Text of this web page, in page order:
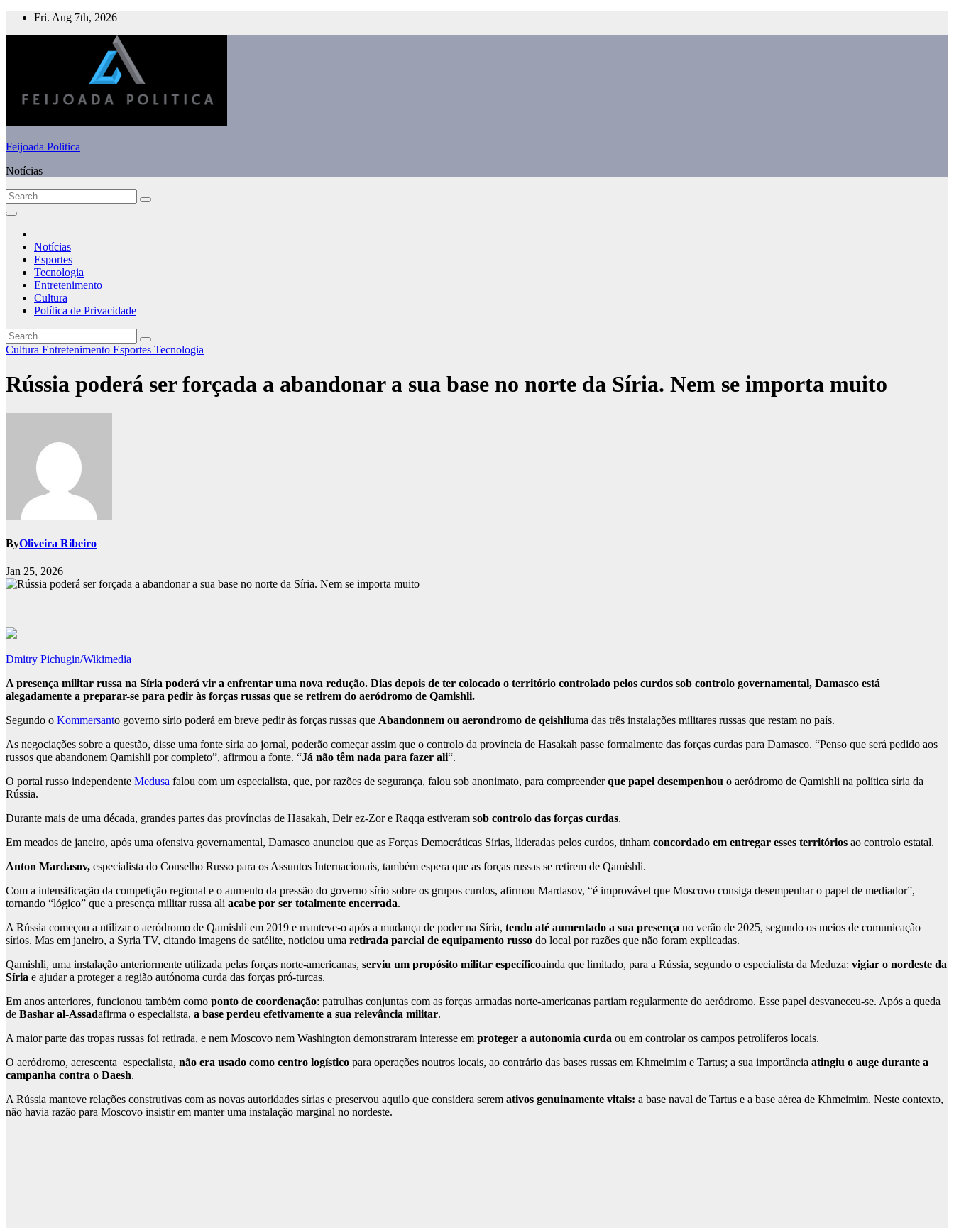
Skip
Fri. Aug 7th, 2026
Feijoada Politica
Notícias
Notícias
Esportes
Tecnologia
Entretenimento
Cultura
Política de Privacidade
Cultura Entretenimento Esportes Tecnologia
Rússia poderá ser forçada a abandonar a sua base no norte da Síria. Nem se importa muito
ByOliveira Ribeiro
Jan 25, 2026
Dmitry Pichugin/Wikimedia
A presença militar russa na Síria poderá vir a enfrentar uma nova redução. Dias depois de ter colocado o território controlado pelos curdos sob controlo governamental, Damasco está
alegadamente a preparar-se para pedir às forças russas que se retirem do aeródromo de Qamishli.
Segundo o Kommersanto governo sírio poderá em breve pedir às forças russas que Abandonnem ou aerondromo de qeishliuma das três instalações militares russas que restam no país.
As negociações sobre a questão, disse uma fonte síria ao jornal, poderão começar assim que o controlo da província de Hasakah passe formalmente das forças curdas para Damasco. “Penso que será pedido aos
russos que abandonem Qamishli por completo”, afirmou a fonte. “Já não têm nada para fazer ali“.
O portal russo independente Medusa falou com um especialista, que, por razões de segurança, falou sob anonimato, para compreenderque papel desempenhou o aeródromo de Qamishli na política síria da
Rússia.
Durante mais de uma década, grandes partes das províncias de Hasakah, Deir ez-Zor e Raqqa estiveram sob controlo das forças curdas.
Em meados de janeiro, após uma ofensiva governamental, Damasco anunciou que as Forças Democráticas Sírias, lideradas pelos curdos, tinham concordado em entregar esses territórios ao controlo estatal.
Anton Mardasov, especialista do Conselho Russo para os Assuntos Internacionais, também espera que as forças russas se retirem de Qamishli.
Com a intensificação da competição regional e o aumento da pressão do governo sírio sobre os grupos curdos, afirmou Mardasov, “é improvável que Moscovo consiga desempenhar o papel de mediador”,
tornando “lógico” que a presença militar russa ali acabe por ser totalmente encerrada.
A Rússia começou a utilizar o aeródromo de Qamishli em 2019 e manteve-o após a mudança de poder na Síria, tendo até aumentado a sua presença no verão de 2025, segundo os meios de comunicação
sírios. Mas em janeiro, a Syria TV, citando imagens de satélite, noticiou uma retirada parcial de equipamento russo do local por razões que não foram explicadas.
Qamishli, uma instalação anteriormente utilizada pelas forças norte-americanas, serviu um propósito militar específicoainda que limitado, para a Rússia, segundo o especialista da Meduza: vigiar o nordeste da
Síria e ajudar a proteger a região autónoma curda das forças pró-turcas.
Em anos anteriores, funcionou também como ponto de coordenação: patrulhas conjuntas com as forças armadas norte-americanas partiam regularmente do aeródromo. Esse papel desvaneceu-se. Após a queda
de Bashar al-Assadafirma o especialista, a base perdeu efetivamente a sua relevância militar.
A maior parte das tropas russas foi retirada, e nem Moscovo nem Washington demonstraram interesse em proteger a autonomia curda ou em controlar os campos petrolíferos locais.
O aeródromo, acrescenta especialista, não era usado como centro logístico para operações noutros locais, ao contrário das bases russas em Khmeimim e Tartus; a sua importância atingiu o auge durante a
campanha contra o Daesh.
A Rússia manteve relações construtivas com as novas autoridades sírias e preservou aquilo que considera serem ativos genuinamente vitais: a base naval de Tartus e a base aérea de Khmeimim. Neste contexto,
não havia razão para Moscovo insistir em manter uma instalação marginal no nordeste.